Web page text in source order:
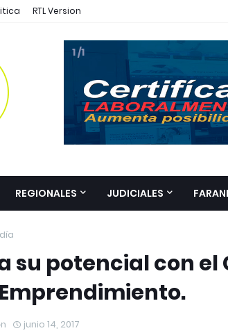
RTL Version
1 /1
REGIONALES JUDICIALES
su potencial con el
junio 14, 2017